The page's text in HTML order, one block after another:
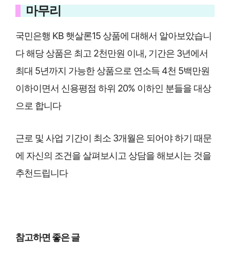
마무리
국민은행 KB 햇살론15 상품에 대해서 알아보았습니
다 해당 상품은 최고 2천만원 이내, 기간은 3년에서
최대 5년까지 가능한 상품으로 연소득 4천 5백만원
이하이면서 신용평점 하위 20% 이하인 분들을 대상
으로 합니다
근로 및 사업 기간이 최소 3개월은 되어야 하기 때문
에 자신의 조건을 살펴보시고 상담을 해보시는 것을
추천드립니다
참고하면 좋은 글